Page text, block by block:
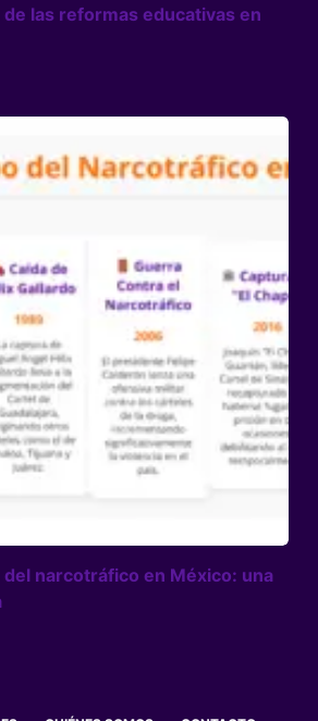
las reformas educativas en
narcotráfico en México: una